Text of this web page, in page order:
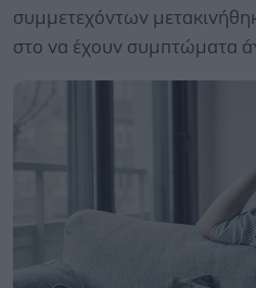
συμμετεχόντων
στο να έχουν συμπτώματα